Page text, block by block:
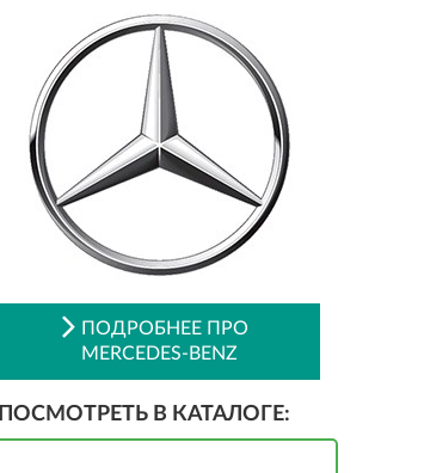
ПОДРОБНЕЕ ПРО
MERCEDES-BENZ
ПОСМОТРЕТЬ В КАТАЛОГЕ: